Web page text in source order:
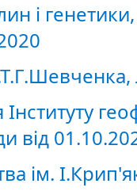
і
від
ім.